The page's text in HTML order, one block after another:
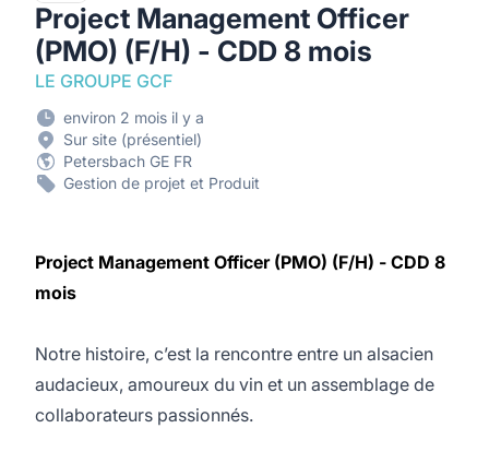
Project Management Officer
(PMO) (F/H) - CDD 8 mois
LE GROUPE GCF
environ 2 mois il y a
Sur site (présentiel)
Petersbach GE FR
Gestion de projet et Produit
Project Management Officer (PMO) (F/H) - CDD 8
mois
Notre histoire, c’est la rencontre entre un alsacien
audacieux, amoureux du vin et un assemblage de
collaborateurs passionnés.